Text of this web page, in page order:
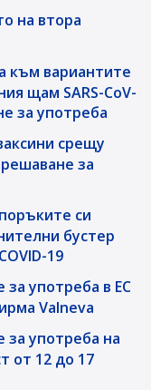
на втора
към вариантите
щам SARS-CoV-
за употреба
срещу
за
си
бустер
19
за употреба в ЕС
Valneva
употреба на
от 12 до 17